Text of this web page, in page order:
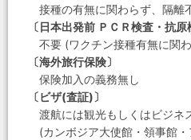
接種の有無に関わらず、隔離
〔日本出発前 ＰＣＲ検査・抗原
不要 (ワクチン接種有無に関
〔海外旅行保険〕
保険加入の義務無し
〔ビザ(査証)〕
渡航には観光もしくはビジネ
(カンボジア大使館・領事館